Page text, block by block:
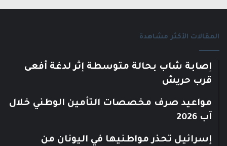
المقالات الأكثر مشاهدة
إصابة شاب بحالة متوسطة إثر لدغة أفعى
قرب حريش
مواعيد صرف مخصصات التأمين الوطني خلال
آب 2026
إسرائيل تحذر مواطنيها في اليونان من